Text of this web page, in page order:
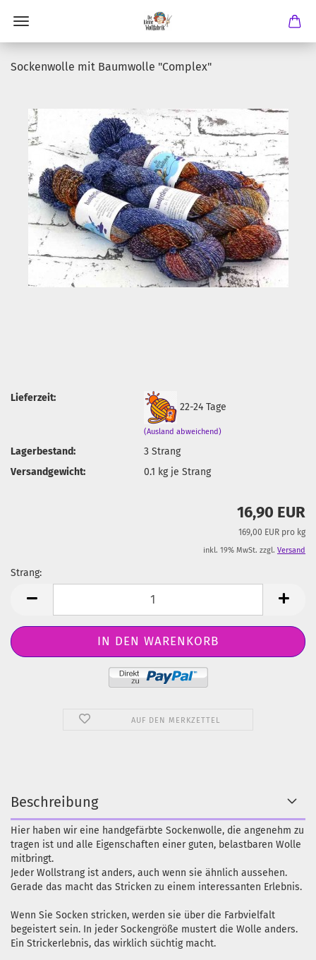
Sockenwolle mit Baumwolle "Complex"
Lieferzeit:
22-24 Tage
(Ausland abweichend)
Lagerbestand: 3Strang
Versandgewicht:
0.1 kg je Strang
16,90 EUR
169,00 EUR pro kg
inkl. 19% MwSt. zzgl. Versand
Strang:
AUF DEN MERKZETTEL
Beschreibung
Hier haben wir eine handgefärbte Sockenwolle, die angenehm zu
tragen ist und alle Eigenschaften einer guten, belastbaren Wolle
mitbringt.
Jeder Wollstrang ist anders, auch wenn sie ähnlich aussehen.
Gerade das macht das Stricken zu einem interessanten Erlebnis.
Wenn Sie Socken stricken, werden sie über die Farbvielfalt
begeistert sein. In jeder Sockengröße mustert die Wolle anders.
Ein Strickerlebnis, das wirklich süchtig macht.